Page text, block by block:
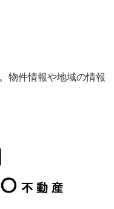
物件情報や地域の情報